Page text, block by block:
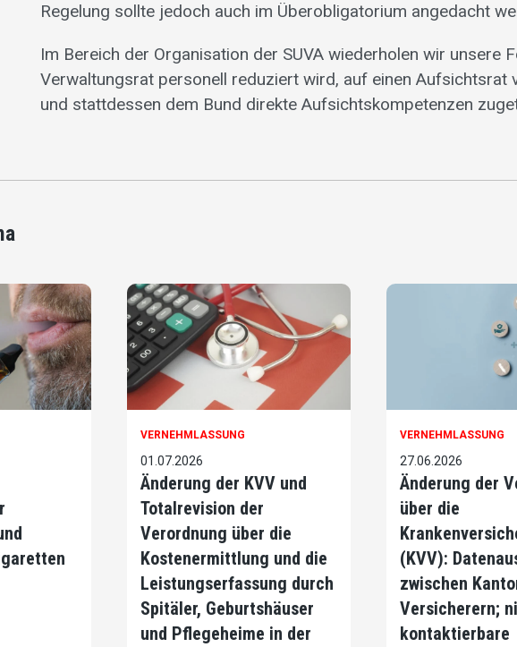
Regelung sollte jedoch auch im Überobligatorium angedacht
Im Bereich der Organisation der SUVA wiederholen wir unsere
Verwaltungsrat personell reduziert wird, auf einen Aufsichtsrat
und stattdessen dem Bund direkte Aufsichtskompetenzen
VERNEHMLASSUNG
01.07.2026
Änderung der KVV und
Totalrevision der
Verordnung über die
Kostenermittlung und die
Leistungserfassung durch
Spitäler, Geburtshäuser
und Pflegeheime in der
VERNEHMLASSUNG
27.06.2026
Änderung der
über die
(KVV):
zwischen
Versicherern;
kontaktierbare